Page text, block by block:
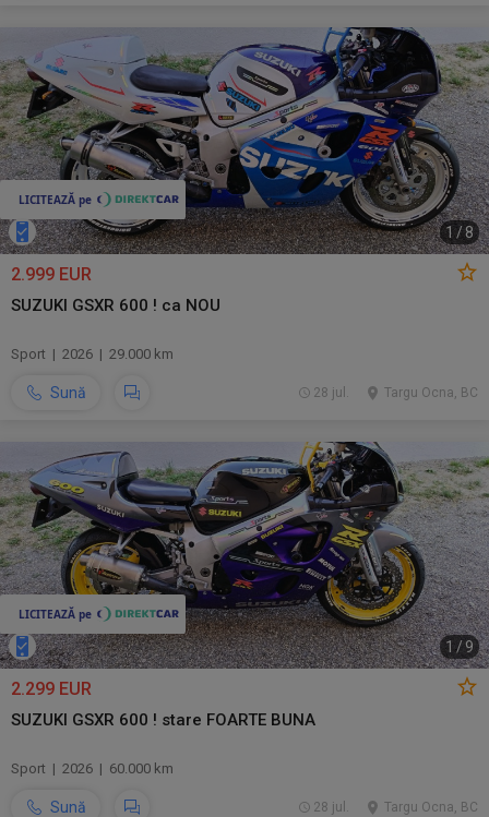
1 /8
2.999 EUR
SUZUKI GSXR 600 ! ca NOU
Sport | 2026 | 29.000 km
Sună Targu Ocna, BC
28 jul.
1 /9
2.299 EUR
SUZUKI GSXR 600 ! stare FOARTE BUNA
Sport | 2026 | 60.000 km
Sună Targu Ocna, BC
28 jul.